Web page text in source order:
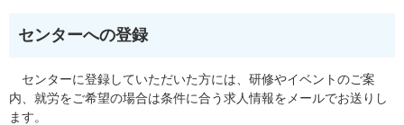
センターへの登録
センターに登録していただいた方には、研修やイベントのご案
内、就労をご希望の場合は条件に合う求人情報をメールでお送りし
ます。